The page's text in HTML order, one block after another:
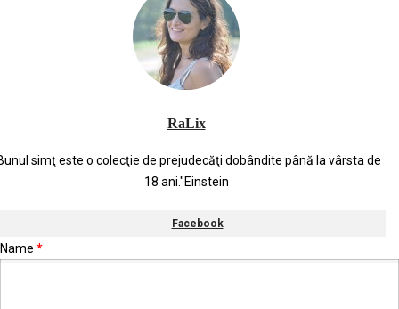
RaLix
simţ este o colecţie de prejudecăţi dobândite până la vârsta de
18 ani."Einstein
Facebook
Name *